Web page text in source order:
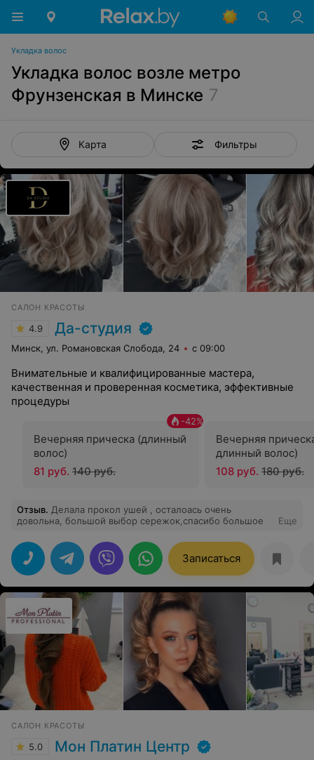
Укладка волос
Укладка волос возле метро
Фрунзенская в Минске 7
Карта Фильтры
САЛОН КРАСОТЫ
4.9 Да-студия
Минск, ул. Романовская Слобода, 24 с 09:00
Внимательные и квалифицированные мастера,
качественная и проверенная косметика, эффективные
процедуры
Вечерняя прическа (длинный
волос)
-42%
81 руб. 140 руб.
Вечерняя
длинный волос)
108 руб. 180 руб.
Отзыв. Делала прокол ушей , осталоась очень
довольна, большой выбор сережок,спасибо большое
Еще
Записаться
САЛОН КРАСОТЫ
5.0 Мон Платин Центр